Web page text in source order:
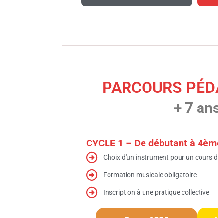
PARCOURS
+ 7
CYCLE 1 – De débutant à
Choix d'un instrument pour un cours
Formation musicale obligatoire
Inscription à une pratique collective